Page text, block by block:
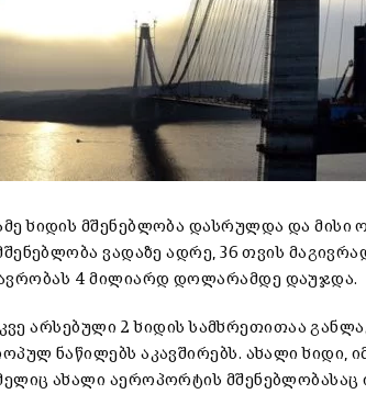
ხიდის მშენებლობა დასრულდა და მისი
ვადაზე ადრე, 36 თვის
4 მილიარდ დოლარამდე დაუჯდა.
არსებული 2 ხიდის სამხრეთითაა
ნაწილებს აკავშირებს. ახალი ხიდი,
ახალი აეროპორტის მშენებლობასაც